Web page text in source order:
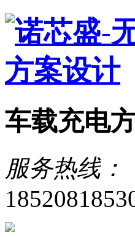
车载充电
服务热线：